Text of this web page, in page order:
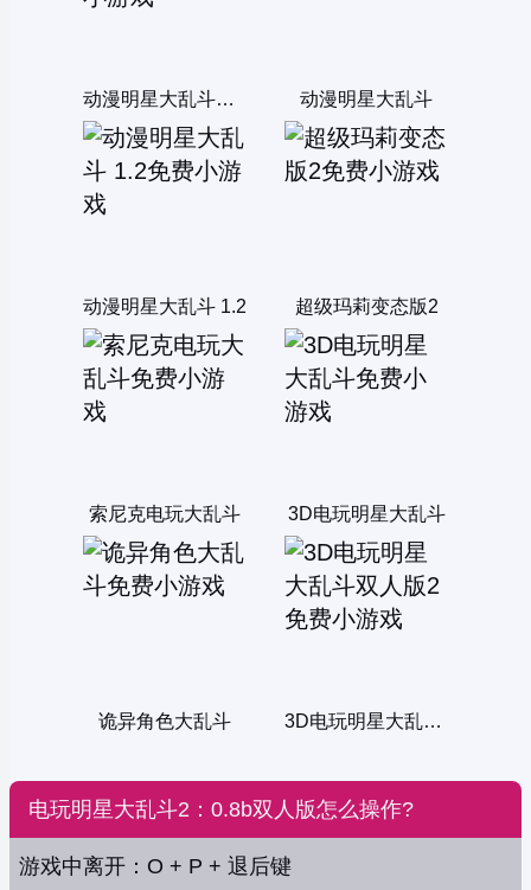
动漫明星大乱斗中文版 动漫明星大乱斗
动漫明星大乱斗 1.2 超级玛莉变态版2
索尼克电玩大乱斗 3D电玩明星大乱斗
诡异角色大乱斗 3D电玩明星大乱斗双人版2
电玩明星大乱斗2：0.8b双人版怎么操作?
游戏中离开：O + P + 退后键